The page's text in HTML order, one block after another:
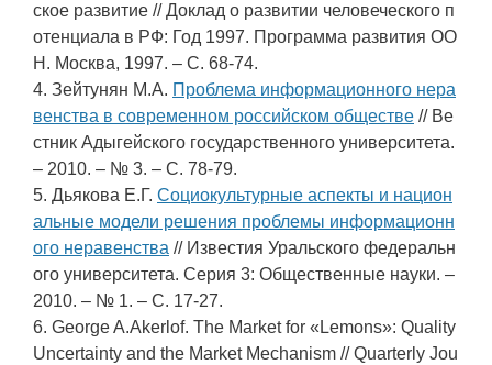
ское развитие // Доклад о развитии человеческого п
отенциала в РФ: Год 1997. Программа развития ОО
Н. Москва, 1997. – С. 68-74.
4. Зейтунян М.А. Проблема информационного нера
венства в современном российском обществе // Ве
стник Адыгейского государственного университета.
– 2010. – № 3. – С. 78-79.
5. Дьякова Е.Г. Социокультурные аспекты и национ
альные модели решения проблемы информационн
ого неравенства // Известия Уральского федеральн
ого университета. Серия 3: Общественные науки. –
2010. – № 1. – С. 17-27.
6. George A.Akerlof. The Market for «Lemons»: Quality
Uncertainty and the Market Mechanism // Quarterly Jou